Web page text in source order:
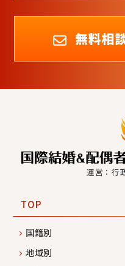
無料相
運営：行
TOP
国籍別
地域別